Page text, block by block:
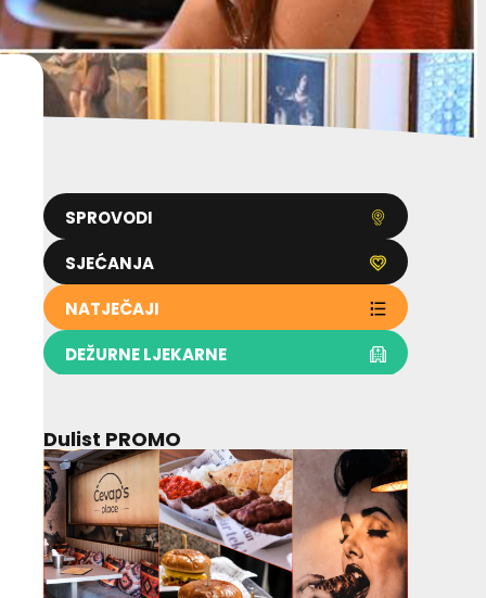
SPROVODI
SJEĆANJA
NATJEČAJI
DEŽURNE LJEKARNE
Dulist PROMO